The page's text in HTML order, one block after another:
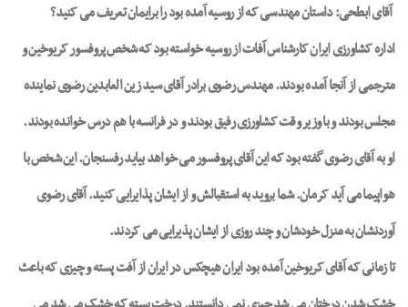
آقای ابطحی: داستان مهندسی که از روسیه آمده بود را برایمان تعریف می کنید؟
اداره کشاورزی ایران کارشناس آفات از روسیه خواسته بود که شخص پروفسور کریوخین و
مترجمی از آنجا آمده بودند. مهندس رضوی برادر آقای سید زین العابدین رضوی نماینده
مجلس بودند و با وزیر وقت کشاورزی رفیق بودند و در فرانسه با هم درس خوانده بودند.
او به آقای رضوی گفته بود که این آقای پروفسور می خواهد بیاید رفسنجان. این شخص با
هواپیما می آید کرمان. شما بروید به استقبالش و از ایشان پذایرایی کنید. آقای رضوی
آوردنشان به منزل خودشان و چند روزی از ایشان پذیرایی می کردند.
تا زمانی که آقای کریوخین آمده بود ایران هیچکس در ایران از آفت پسته و چیزی که باعث